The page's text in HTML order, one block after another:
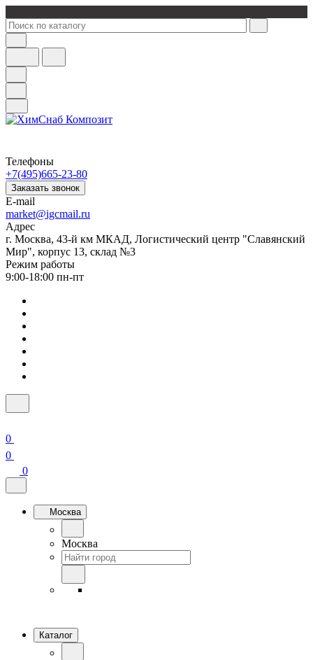
Телефоны
+7(495)665-23-80
Заказать звонок
E-mail
market@igcmail.ru
Адрес
г. Москва, 43-й км МКАД, Логистический центр "Славянский
Мир", корпус 13, склад №3
Режим работы
9:00-18:00 пн-пт
0
0
0
Москва
Москва
Каталог